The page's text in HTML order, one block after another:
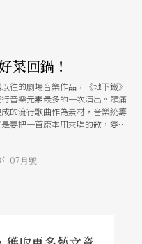
菜回鍋！
往的劇場音樂作品，《地下鐵》
音樂元素最多的一次演出。頭痛
的流行歌曲作為素材，音樂統籌
要把一首原本用來唱的歌，變成
跟一般演唱會的音樂統籌工作，
騏慎重地表示。
07月號